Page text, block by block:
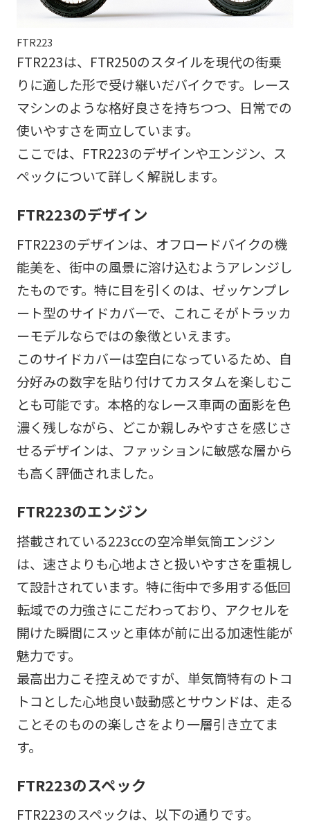
FTR223
FTR223は、FTR250のスタイルを現代の街乗
りに適した形で受け継いだバイクです。レース
マシンのような格好良さを持ちつつ、日常での
使いやすさを両立しています。
ここでは、FTR223のデザインやエンジン、ス
ペックについて詳しく解説します。
FTR223のデザイン
FTR223のデザインは、オフロードバイクの機
能美を、街中の風景に溶け込むようアレンジし
たものです。特に目を引くのは、ゼッケンプレ
ート型のサイドカバーで、これこそがトラッカ
ーモデルならではの象徴といえます。
このサイドカバーは空白になっているため、自
分好みの数字を貼り付けてカスタムを楽しむこ
とも可能です。本格的なレース車両の面影を色
濃く残しながら、どこか親しみやすさを感じさ
せるデザインは、ファッションに敏感な層から
も高く評価されました。
FTR223のエンジン
搭載されている223ccの空冷単気筒エンジン
は、速さよりも心地よさと扱いやすさを重視し
て設計されています。特に街中で多用する低回
転域での力強さにこだわっており、アクセルを
開けた瞬間にスッと車体が前に出る加速性能が
魅力です。
最高出力こそ控えめですが、単気筒特有のトコ
トコとした心地良い鼓動感とサウンドは、走る
ことそのものの楽しさをより一層引き立てま
す。
FTR223のスペック
FTR223のスペックは、以下の通りです。